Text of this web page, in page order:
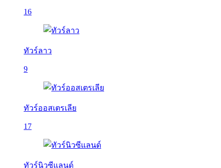
16
ทัวร์ลาว
9
ทัวร์ออสเตรเลีย
17
ทัวร์นิวซีแลนด์